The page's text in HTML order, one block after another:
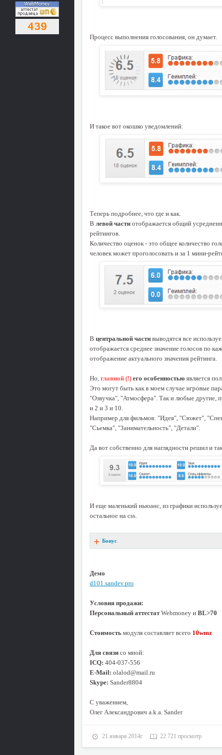
Процесс выполнения голосования, он думает.
И такое вот окошко уведомлений:
Теперь подробнее, что где и как.
В левой части отображается общий
рейтингов.
Количество оценок - это общее количество
человек может проголосовать и за 1 мини-
В центральной части выводятся все
отображается среднее значение голосов по
отображение актуального значения рейтинга.
Но, главной (!) его особенностью является
Это могут быть как в моем случае игровые
"Озвучка", "Атмосфера". Так и любые другие,
и 2 и 3 и 10.
Например для фильмов: "Идея", "Сюжет",
"Сьемка", "Занимательность", "Детали".
Да вот собственно для наглядности решил и
И еще маленький ньюанс, из графики
остальное на css.
Бонус
Демо
d101.sandev.pro
Условия продажи:
Персональный аттестатWebmoney и BL>70
Стоимость модуля составляет всего 10wmz
Для связи со мной:
ICQ: 404-037-556
E-Mail: olalod@mail.ru
Skype: Sander8804
С уважением,
Олег Александрович a.k.a. Sander
21 января 2014г 22 721 просмотр